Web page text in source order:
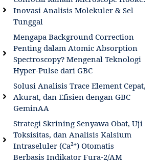
Inovasi Analisis Molekuler & Sel
Tunggal
Mengapa Background Correction
Penting dalam Atomic Absorption
Spectroscopy? Mengenal Teknologi
Hyper-Pulse dari GBC
Solusi Analisis Trace Element Cepat,
Akurat, dan Efisien dengan GBC
GeminAA
Strategi Skrining Senyawa Obat, Uji
Toksisitas, dan Analisis Kalsium
Intraseluler (Ca²⁺) Otomatis
Berbasis Indikator Fura-2/AM